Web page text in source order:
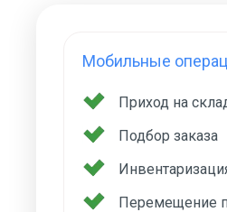
Мобильные
Приход на
Подбор заказа
Перемещение